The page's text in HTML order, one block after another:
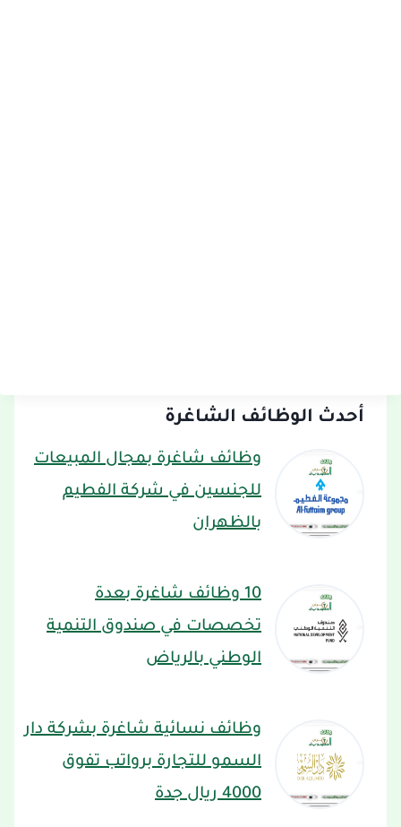
أحدث الوظائف الشاغرة
وظائف شاغرة بمجال المبيعات
للجنسين في شركة الفطيم
بالظهران
10 وظائف شاغرة بعدة
تخصصات في صندوق التنمية
الوطني بالرياض
وظائف نسائية شاغرة بشركة دار
السمو للتجارة برواتب تفوق
4000 ريال جدة